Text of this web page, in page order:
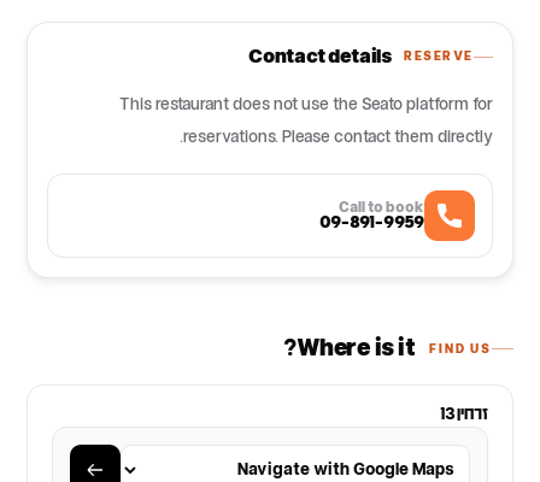
RESERVE
Contact details
This restaurant does not use the Seato platform for
reservations. Please contact them directly.
Call to book
09-891-9959
FIND US
Where is it?
זרחין 13